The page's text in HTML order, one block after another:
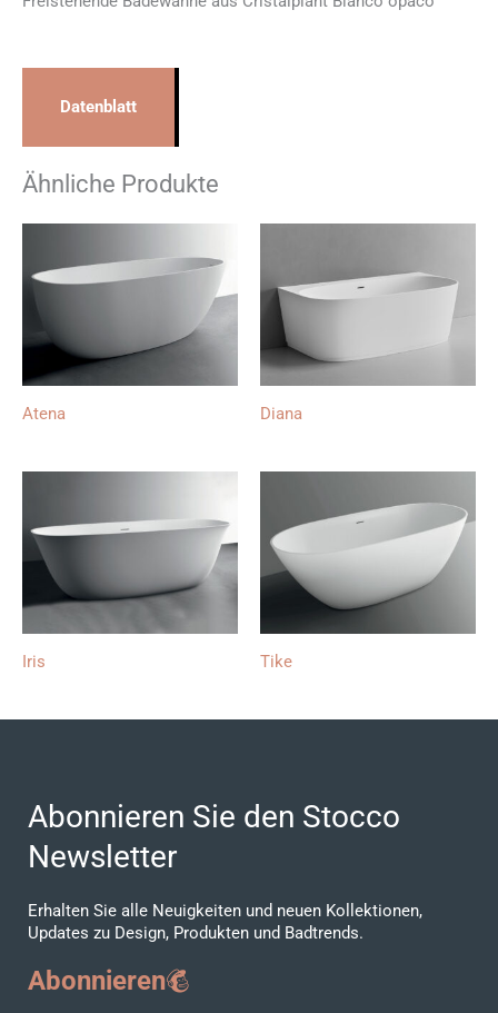
Datenblatt
Ähnliche Produkte
Atena Diana
Iris Tike
Abonnieren Sie den Stocco
Newsletter
Erhalten Sie alle Neuigkeiten und neuen Kollektionen,
Updates zu Design, Produkten und Badtrends.
Abonnieren